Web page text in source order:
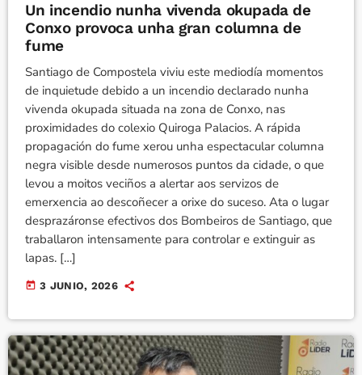
Un incendio nunha vivenda okupada de
Conxo provoca unha gran columna de
fume
Santiago de Compostela viviu este mediodía momentos
de inquietude debido a un incendio declarado nunha
vivenda okupada situada na zona de Conxo, nas
proximidades do colexio Quiroga Palacios. A rápida
propagación do fume xerou unha espectacular columna
negra visible desde numerosos puntos da cidade, o que
levou a moitos veciños a alertar aos servizos de
emerxencia ao descoñecer a orixe do suceso. Ata o lugar
desprazáronse efectivos dos Bombeiros de Santiago, que
traballaron intensamente para controlar e extinguir as
lapas. […]
today 3 JUNIO, 2026